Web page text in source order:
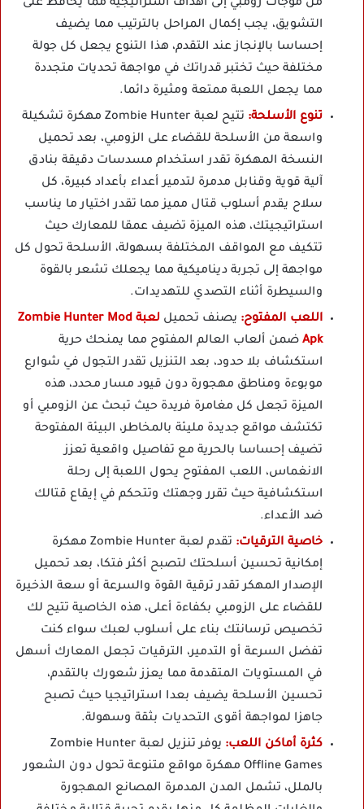
من موجات زومبي إلى أهداف استراتيجية مما يحافظ على
التشويق، يجب إكمال المراحل بالترتيب مما يضيف
إحساسا بالإنجاز عند التقدم، هذا التنوع يجعل كل جولة
مختلفة حيث تختبر قدراتك في مواجهة تحديات متجددة
مما يجعل اللعبة ممتعة ومثيرة دائما.
تنوع الأسلحة:
تتيح لعبة Zombie Hunter مهكرة تشكيلة
واسعة من الأسلحة للقضاء على الزومبي، بعد تحميل
النسخة المهكرة تقدر استخدام مسدسات دقيقة بنادق
آلية قوية وقنابل مدمرة لتدمير أعداء بأعداد كبيرة، كل
سلاح يقدم أسلوب قتال مميز مما تقدر اختيار ما يناسب
استراتيجيتك، هذه الميزة تضيف عمقا للمعارك حيث
تتكيف مع المواقف المختلفة بسهولة، الأسلحة تحول كل
مواجهة إلى تجربة ديناميكية مما يجعلك تشعر بالقوة
والسيطرة أثناء التصدي للتهديدات.
اللعب المفتوح: يصنف تحميل
لعبة Zombie Hunter Mod
Apk ضمن ألعاب العالم المفتوح مما يمنحك حرية
استكشاف بلا حدود، بعد التنزيل تقدر التجول في شوارع
موبوءة ومناطق مهجورة دون قيود مسار محدد، هذه
الميزة تجعل كل مغامرة فريدة حيث تبحث عن الزومبي أو
تكتشف مواقع جديدة مليئة بالمخاطر، البيئة المفتوحة
تضيف إحساسا بالحرية مع تفاصيل واقعية تعزز
الانغماس، اللعب المفتوح يحول اللعبة إلى رحلة
استكشافية حيث تقرر وجهتك وتتحكم في إيقاع قتالك
ضد الأعداء.
خاصية الترقيات:
تقدم لعبة Zombie Hunter مهكرة
إمكانية تحسين أسلحتك لتصبح أكثر فتكا، بعد تحميل
الإصدار المهكر تقدر ترقية القوة والسرعة أو سعة الذخيرة
للقضاء على الزومبي بكفاءة أعلى، هذه الخاصية تتيح لك
تخصيص ترسانتك بناء على أسلوب لعبك سواء كنت
تفضل السرعة أو التدمير، الترقيات تجعل المعارك أسهل
في المستويات المتقدمة مما يعزز شعورك بالتقدم،
تحسين الأسلحة يضيف بعدا استراتيجيا حيث تصبح
جاهزا لمواجهة أقوى التحديات بثقة وسهولة.
كثرة أماكن اللعب:
يوفر تنزيل لعبة Zombie Hunter
Offline Games مهكرة مواقع متنوعة تحول دون الشعور
بالملل، تشمل المدن المدمرة المصانع المهجورة